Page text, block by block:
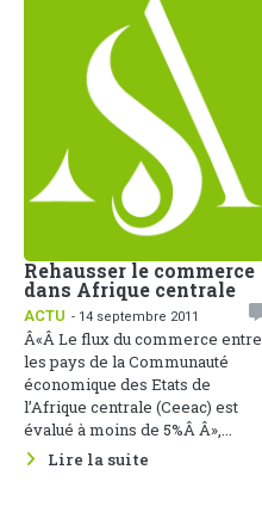
Rehausser le commerce
dans Afrique centrale
ACTU - 14 septembre 2011
Â«Â Le flux du commerce entre
les pays de la Communauté
économique des Etats de
l’Afrique centrale (Ceeac) est
évalué à moins de 5%Â Â»,...
Lire la suite